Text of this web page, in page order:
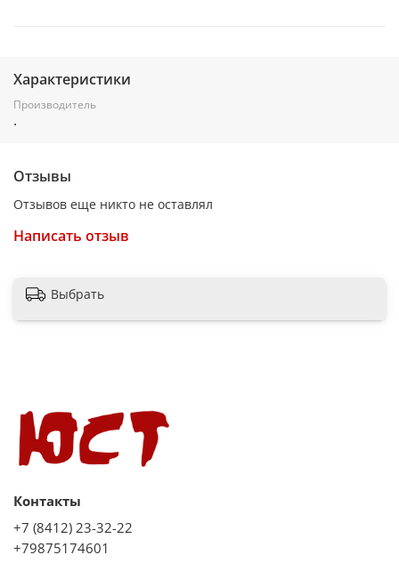
Характеристики
Производитель
.
Отзывы
Отзывов еще никто не оставлял
Написать отзыв
Выбрать
Контакты
+7 (8412) 23-32-22
+79875174601